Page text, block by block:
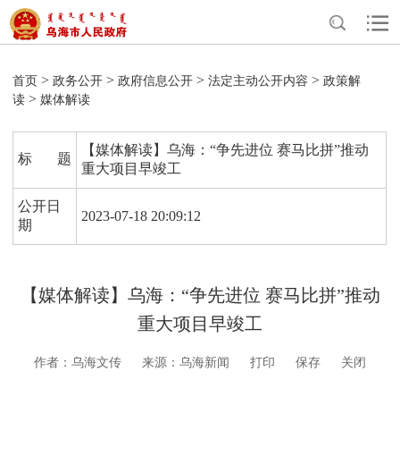
首页 >政务公开 >政府信息公开 >法定主动公开内容 >政策解
读 >媒体解读
标 题
【媒体解读】乌海：“争先进位 赛马比拼”推动
重大项目早竣工
公开日
期
2023-07-18 20:09:12
【媒体解读】乌海：“争先进位 赛马比拼”推动
重大项目早竣工
作者：乌海文传 来源：乌海新闻 打印 保存 关闭